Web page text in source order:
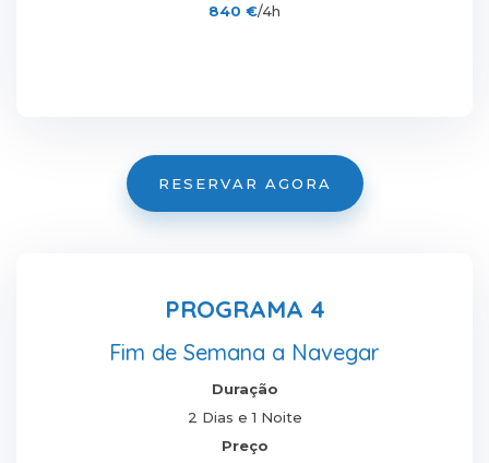
840 €/4h
RESERVAR AGORA
PROGRAMA 4
Fim de Semana a Navegar
Duração
2 Dias e 1 Noite
Preço